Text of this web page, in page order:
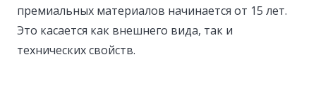
премиальных материалов начинается от 15 лет.
Это касается как внешнего вида, так и
технических свойств.